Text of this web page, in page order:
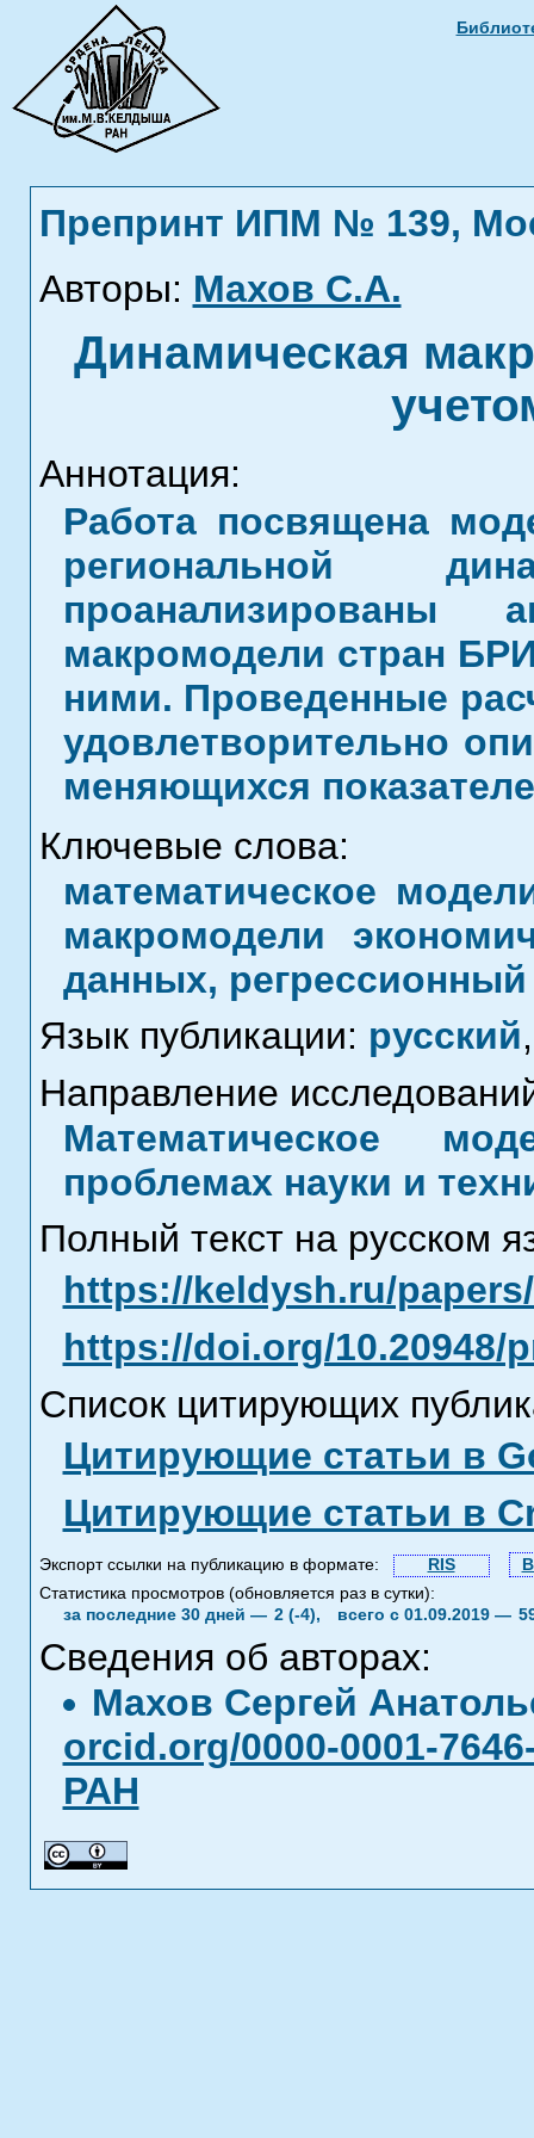
Препринт ИПМ № 139,
Авторы: Махов С.А.
Динамическая
Аннотация:
Работа посвящена
региональной
проанализированы
макромодели стран
ними. Проведенные
удовлетворительно
меняющихся
Ключевые слова:
математическое
макромодели
данных, регрессионный
Язык публикации: русский,
Направление
Математическое
проблемах науки и
Полный текст на русском
https://keldysh.ru/
https://doi.org/10.20948/
Список цитирующих
Цитирующие статьи в
Цитирующие статьи в
Экспорт ссылки на публикацию в формате: RIS
Статистика просмотров (обновляется раз в сутки):
за последние 30 дней — 2 (-4), всего с 01.09.2019 —
Сведения об авторах:
Махов Сергей
orcid.org/0000-0001-
РАН